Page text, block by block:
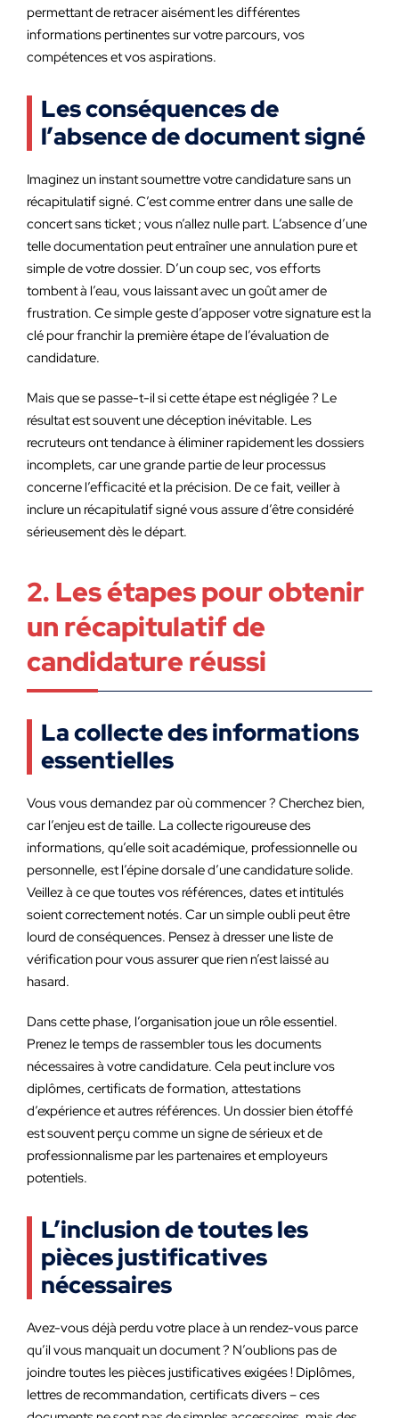
permettant de retracer aisément les différentes
informations pertinentes sur votre parcours, vos
compétences et vos aspirations.
Les conséquences de
l’absence de document signé
Imaginez un instant soumettre votre candidature sans un
récapitulatif signé. C’est comme entrer dans une salle de
concert sans ticket ; vous n’allez nulle part. L’absence d’une
telle documentation peut entraîner une annulation pure et
simple de votre dossier. D’un coup sec, vos efforts
tombent à l’eau, vous laissant avec un goût amer de
frustration. Ce simple geste d’apposer votre signature est la
clé pour franchir la première étape de l’évaluation de
candidature.
Mais que se passe-t-il si cette étape est négligée ? Le
résultat est souvent une déception inévitable. Les
recruteurs ont tendance à éliminer rapidement les dossiers
incomplets, car une grande partie de leur processus
concerne l’efficacité et la précision. De ce fait, veiller à
inclure un récapitulatif signé vous assure d’être considéré
sérieusement dès le départ.
2. Les étapes pour obtenir
un récapitulatif de
candidature réussi
La collecte des informations
essentielles
Vous vous demandez par où commencer ? Cherchez bien,
car l’enjeu est de taille. La collecte rigoureuse des
informations, qu’elle soit académique, professionnelle ou
personnelle, est l’épine dorsale d’une candidature solide.
Veillez à ce que toutes vos références, dates et intitulés
soient correctement notés. Car un simple oubli peut être
lourd de conséquences. Pensez à dresser une liste de
vérification pour vous assurer que rien n’est laissé au
hasard.
Dans cette phase, l’organisation joue un rôle essentiel.
Prenez le temps de rassembler tous les documents
nécessaires à votre candidature. Cela peut inclure vos
diplômes, certificats de formation, attestations
d’expérience et autres références. Un dossier bien étoffé
est souvent perçu comme un signe de sérieux et de
professionnalisme par les partenaires et employeurs
potentiels.
L’inclusion de toutes les
pièces justificatives
nécessaires
Avez-vous déjà perdu votre place à un rendez-vous parce
qu’il vous manquait un document ? N’oublions pas de
joindre toutes les pièces justificatives exigées ! Diplômes,
lettres de recommandation, certificats divers – ces